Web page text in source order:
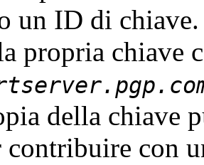
un ID di
propria chiave
della chiave
contribuire con